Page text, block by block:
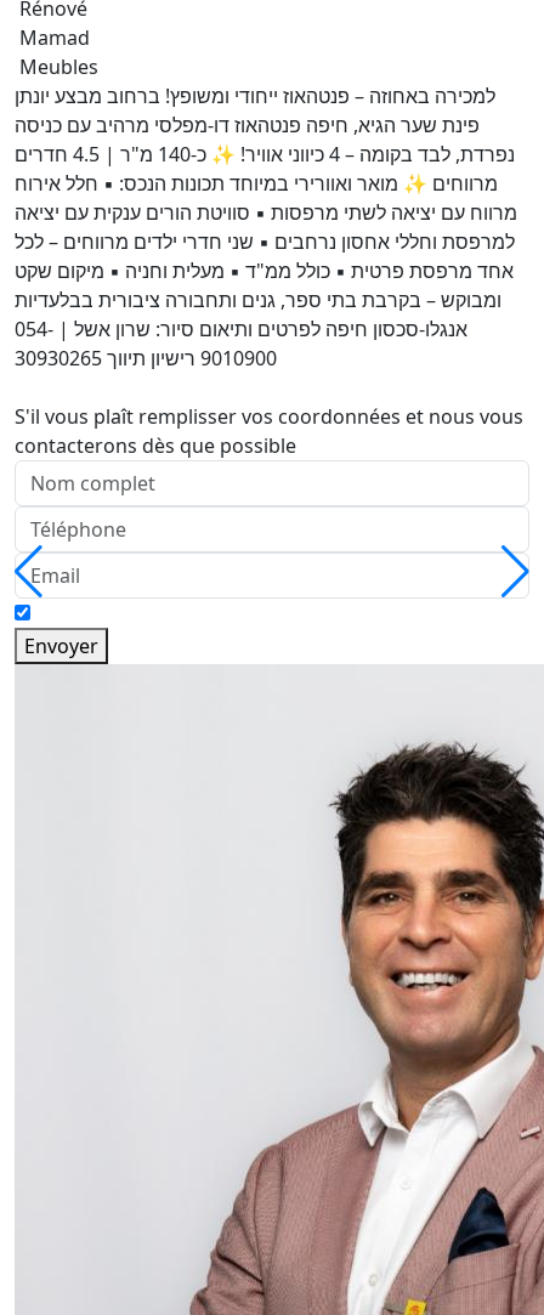
Rénové
Mamad
Meubles
למכירה באחוזה – פנטהאוז ייחודי ומשופץ! ברחוב מבצע יונתן
פינת שער הגיא, חיפה פנטהאוז דו-מפלסי מרהיב עם כניסה
נפרדת, לבד בקומה – 4 כיווני אוויר! ✨ כ-140 מ"ר | 4.5 חדרים
מרווחים ✨ מואר ואוורירי במיוחד תכונות הנכס: ▪️ חלל אירוח
מרווח עם יציאה לשתי מרפסות ▪️ סוויטת הורים ענקית עם יציאה
למרפסת וחללי אחסון נרחבים ▪️ שני חדרי ילדים מרווחים – לכל
אחד מרפסת פרטית ▪️ כולל ממ"ד ▪️ מעלית וחניה ▪️ מיקום שקט
ומבוקש – בקרבת בתי ספר, גנים ותחבורה ציבורית בבלעדיות
אנגלו-סכסון חיפה לפרטים ותיאום סיור: שרון אשל | 054-
9010900 רישיון תיווך 30930265
S'il vous plaît remplisser vos coordonnées et nous vous
contacterons dès que possible
Envoyer